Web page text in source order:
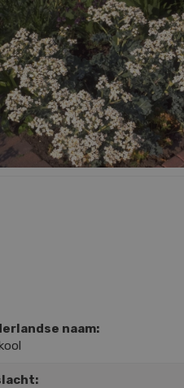
naam: